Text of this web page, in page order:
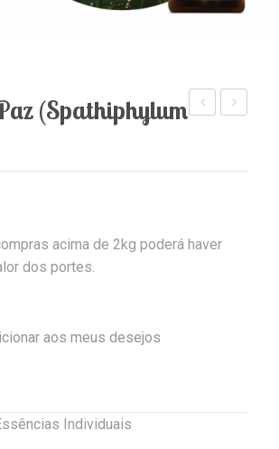
(Spathiphylum
acima de 2kg poderá haver
dos portes.
aos meus desejos
Individuais